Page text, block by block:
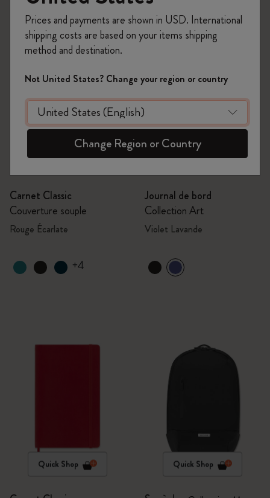
Quick Shop
Carnet Classic
Couverture souple
Rouge Écarlate
+4
Quick Shop
Journal de bord
Collection Art
Violet Lavande
Quick Shop Quick Shop
Prices and payments are shown in USD. International
shipping costs are based on your items shipping
method and destination.
Not United States? Change your region or country
Change Region or Country